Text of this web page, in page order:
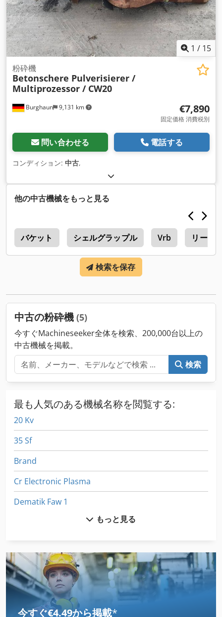
1 / 15
Burghaun 9,131 km
粉砕機
Betonschere Pulverisierer /
Multiprozessor / CW20
€7,890
固定価格 消費税別
問い合わせる 電話する
コンディション: 中古,
他の中古機械をもっと見る
バケット シェルグラップル Vrb リート
検索を保存
中古の粉砕機 (5)
今すぐMachineseeker全体を検索、200,000台以上の
中古機械を掲載。
検索
最も人気のある機械名称を閲覧する:
20 Kv
35 Sf
Brand
Cr Electronic Plasma
Dematik Faw 1
Fus 200
Hsc 20 Linear
International 433
もっと見る
今すぐ€4.49から掲載*